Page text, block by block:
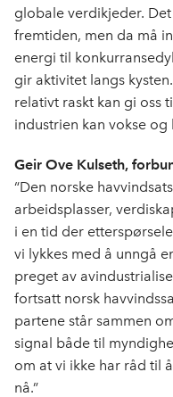
globale verdikjeder.
fremtiden, men da må
energi til
gir aktivitet langs
relativt raskt kan gi oss
industrien kan vokse og
Geir Ove Kulseth,
“Den norske
arbeidsplasser,
i en tid der
vi lykkes med å unngå
preget av
fortsatt norsk
partene står sammen
signal både til
om at vi ikke har råd til
nå.”